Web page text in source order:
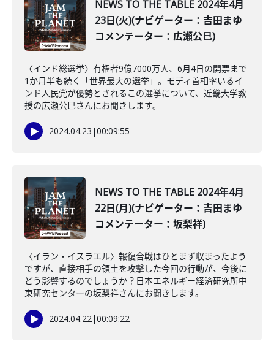
NEWS TO THE TABLE 2024年4月
23日(火)(ナビゲーター：吉田まゆ
コメンテーター：広瀬公巳)
〈インド総選挙〉有権者9億7000万人、6月4日の開票まで
1か月半も続く「世界最大の選挙」。モディ首相率いるイ
ンド人民党が優勢とされるこの選挙について、近畿大学教
授の広瀬公巳さんにお聞きします。
2024.04.23 |00:09:55
NEWS TO THE TABLE 2024年4月
22日(月)(ナビゲーター：吉田まゆ
コメンテーター：坂梨祥)
〈イラン・イスラエル〉報復合戦はひとまず収まったよう
ですが、直接相手の領土を攻撃した今回の行動が、今後に
どう影響するのでしょうか？日本エネルギー経済研究所中
東研究センターの坂梨祥さんにお聞きします。
2024.04.22|00:09:22